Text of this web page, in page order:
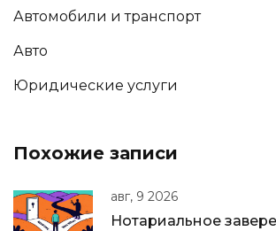
Автомобили и транспорт
Авто
Юридические услуги
Похожие записи
авг, 9 2026
Нотариальное